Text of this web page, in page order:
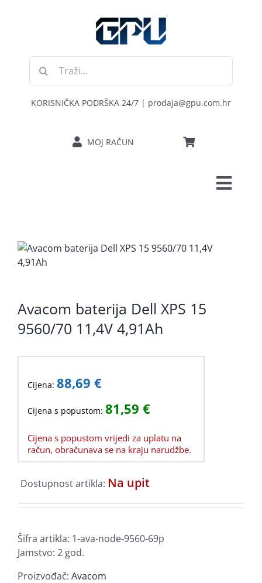
Traži...
KORISNIČKA PODRŠKA 24/7 | prodaja@gpu.com.hr
MOJ RAČUN
RAČUNALA
KOMPONENTE
OSTALO
Avacom baterija Dell XPS 15
9560/70 11,4V 4,91Ah
Cijena: 88,69 €
Cijena s popustom: 81,59 €
Cijena s popustom vrijedi za uplatu na
račun, obračunava se na kraju narudžbe.
Dostupnost artikla: Na upit
Šifra artikla: 1-ava-node-9560-69p
Jamstvo: 2 god.
Proizvođač: Avacom